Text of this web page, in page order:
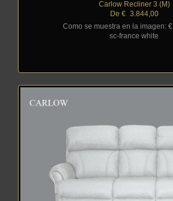
Carlow Recliner 3 (M)
De €_ 3.844,00
Como se muestra en la imagen: €
sc-france white